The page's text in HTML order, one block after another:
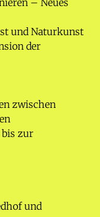
– Neues
und Naturkunst
der
zwischen
bis zur
und